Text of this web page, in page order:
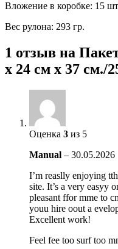
Вложение в коробке: 15
Вес рулона: 293 гр.
1 отзыв на
х 24 см х 37 см./
Оценка 3 из 5
Manual – 30.05.2026
I’m reaslly enjoying
site. It’s a very easyy
pleasant ffor mme to
youu hire oout a
Excellent work!
Feel fee too surf too